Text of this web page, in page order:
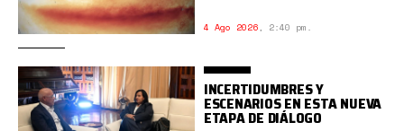
4 Ago 2026, 2:40 pm.
INCERTIDUMBRES Y
ESCENARIOS EN ESTA NUEVA
ETAPA DE DIÁLOGO